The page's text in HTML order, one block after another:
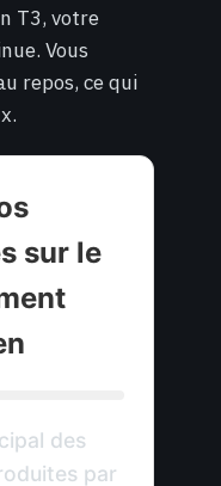
T3, votre
Vous
repos, ce qui
sur le
des
par